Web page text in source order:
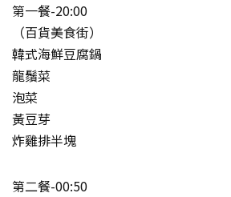
第一餐-20:00
（百貨美食街）
韓式海鮮豆腐鍋
龍鬚菜
泡菜
黃豆芽
炸雞排半塊
第二餐-00:50